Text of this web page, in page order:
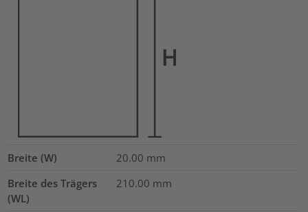
Breite (W) 20.00 mm
Breite des Trägers
(WL)
210.00 mm